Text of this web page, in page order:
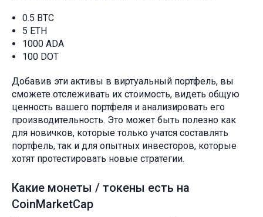
0.5 BTC
5 ETH
1000 ADA
100 DOT
Добавив эти активы в виртуальный портфель, вы
сможете отслеживать их стоимость, видеть общую
ценность вашего портфеля и анализировать его
производительность. Это может быть полезно как
для новичков, которые только учатся составлять
портфель, так и для опытных инвесторов, которые
хотят протестировать новые стратегии.
Какие монеты / токены есть на
CoinMarketCap